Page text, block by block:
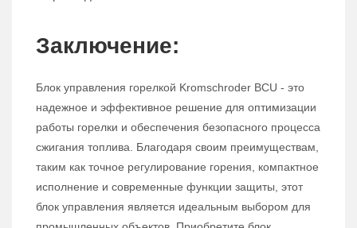
Заключение:
Блок управления горелкой Kromschroder BCU - это
надежное и эффективное решение для оптимизации
работы горелки и обеспечения безопасного процесса
сжигания топлива. Благодаря своим преимуществам,
таким как точное регулирование горения, компактное
исполнение и современные функции защиты, этот
блок управления является идеальным выбором для